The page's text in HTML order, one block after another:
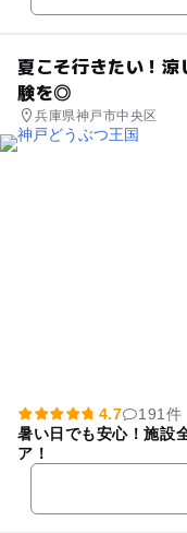
夏こそ行きたい！
験を◎
兵庫県神戸市中央区
4.7
191件
暑い日でも安心！施設
ア！